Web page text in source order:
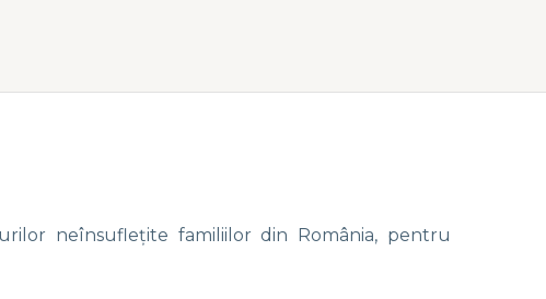
neînsuflețite familiilor din România, pentru